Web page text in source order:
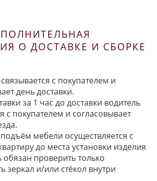
О ДОСТАВКЕ И СБОРКЕ
с покупателем и
день доставки.
за 1 час до доставки водитель
с покупателем и согласовывает
мебели осуществляется с
до места установки изделия
обязан проверить только
зеркал и/или стёкол внутри